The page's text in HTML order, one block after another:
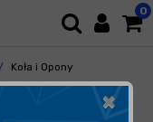
0
Koła i Opony
×